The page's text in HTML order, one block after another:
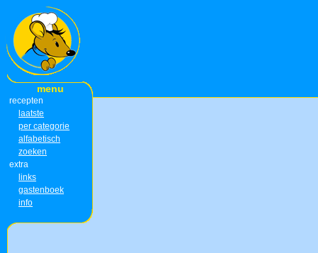
menu
recepten
laatste
per categorie
alfabetisch
zoeken
extra
links
gastenboek
info